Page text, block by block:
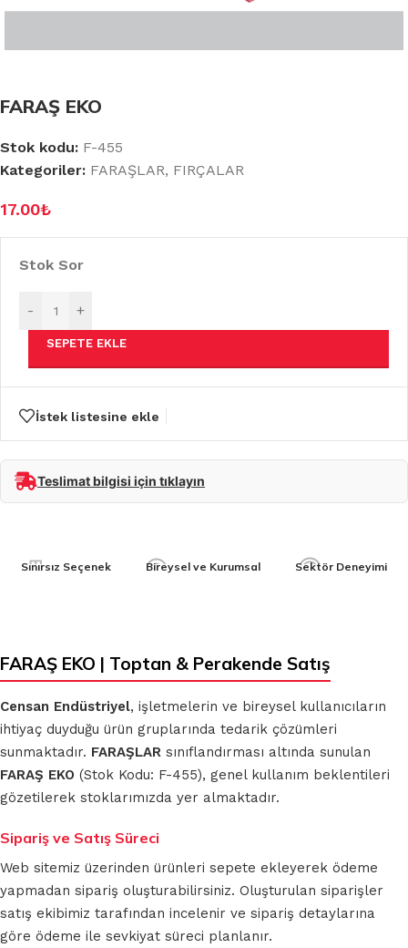
FARAŞ EKO
Stok kodu: F-455
Kategoriler: FARAŞLAR, FIRÇALAR
17.00₺
Stok Sor
- +
SEPETE EKLE
İstek listesine ekle
Teslimat bilgisi için tıklayın
Sınırsız Seçenek Bireysel ve Kurumsal Sektör Deneyimi
FARAŞ EKO | Toptan & Perakende Satış
Censan Endüstriyel, işletmelerin ve bireysel kullanıcıların
ihtiyaç duyduğu ürün gruplarında tedarik çözümleri
sunmaktadır. FARAŞLAR sınıflandırması altında sunulan
FARAŞ EKO (Stok Kodu: F-455), genel kullanım beklentileri
gözetilerek stoklarımızda yer almaktadır.
Sipariş ve Satış Süreci
Web sitemiz üzerinden ürünleri sepete ekleyerek ödeme
yapmadan sipariş oluşturabilirsiniz. Oluşturulan siparişler
satış ekibimiz tarafından incelenir ve sipariş detaylarına
göre ödeme ile sevkiyat süreci planlanır.